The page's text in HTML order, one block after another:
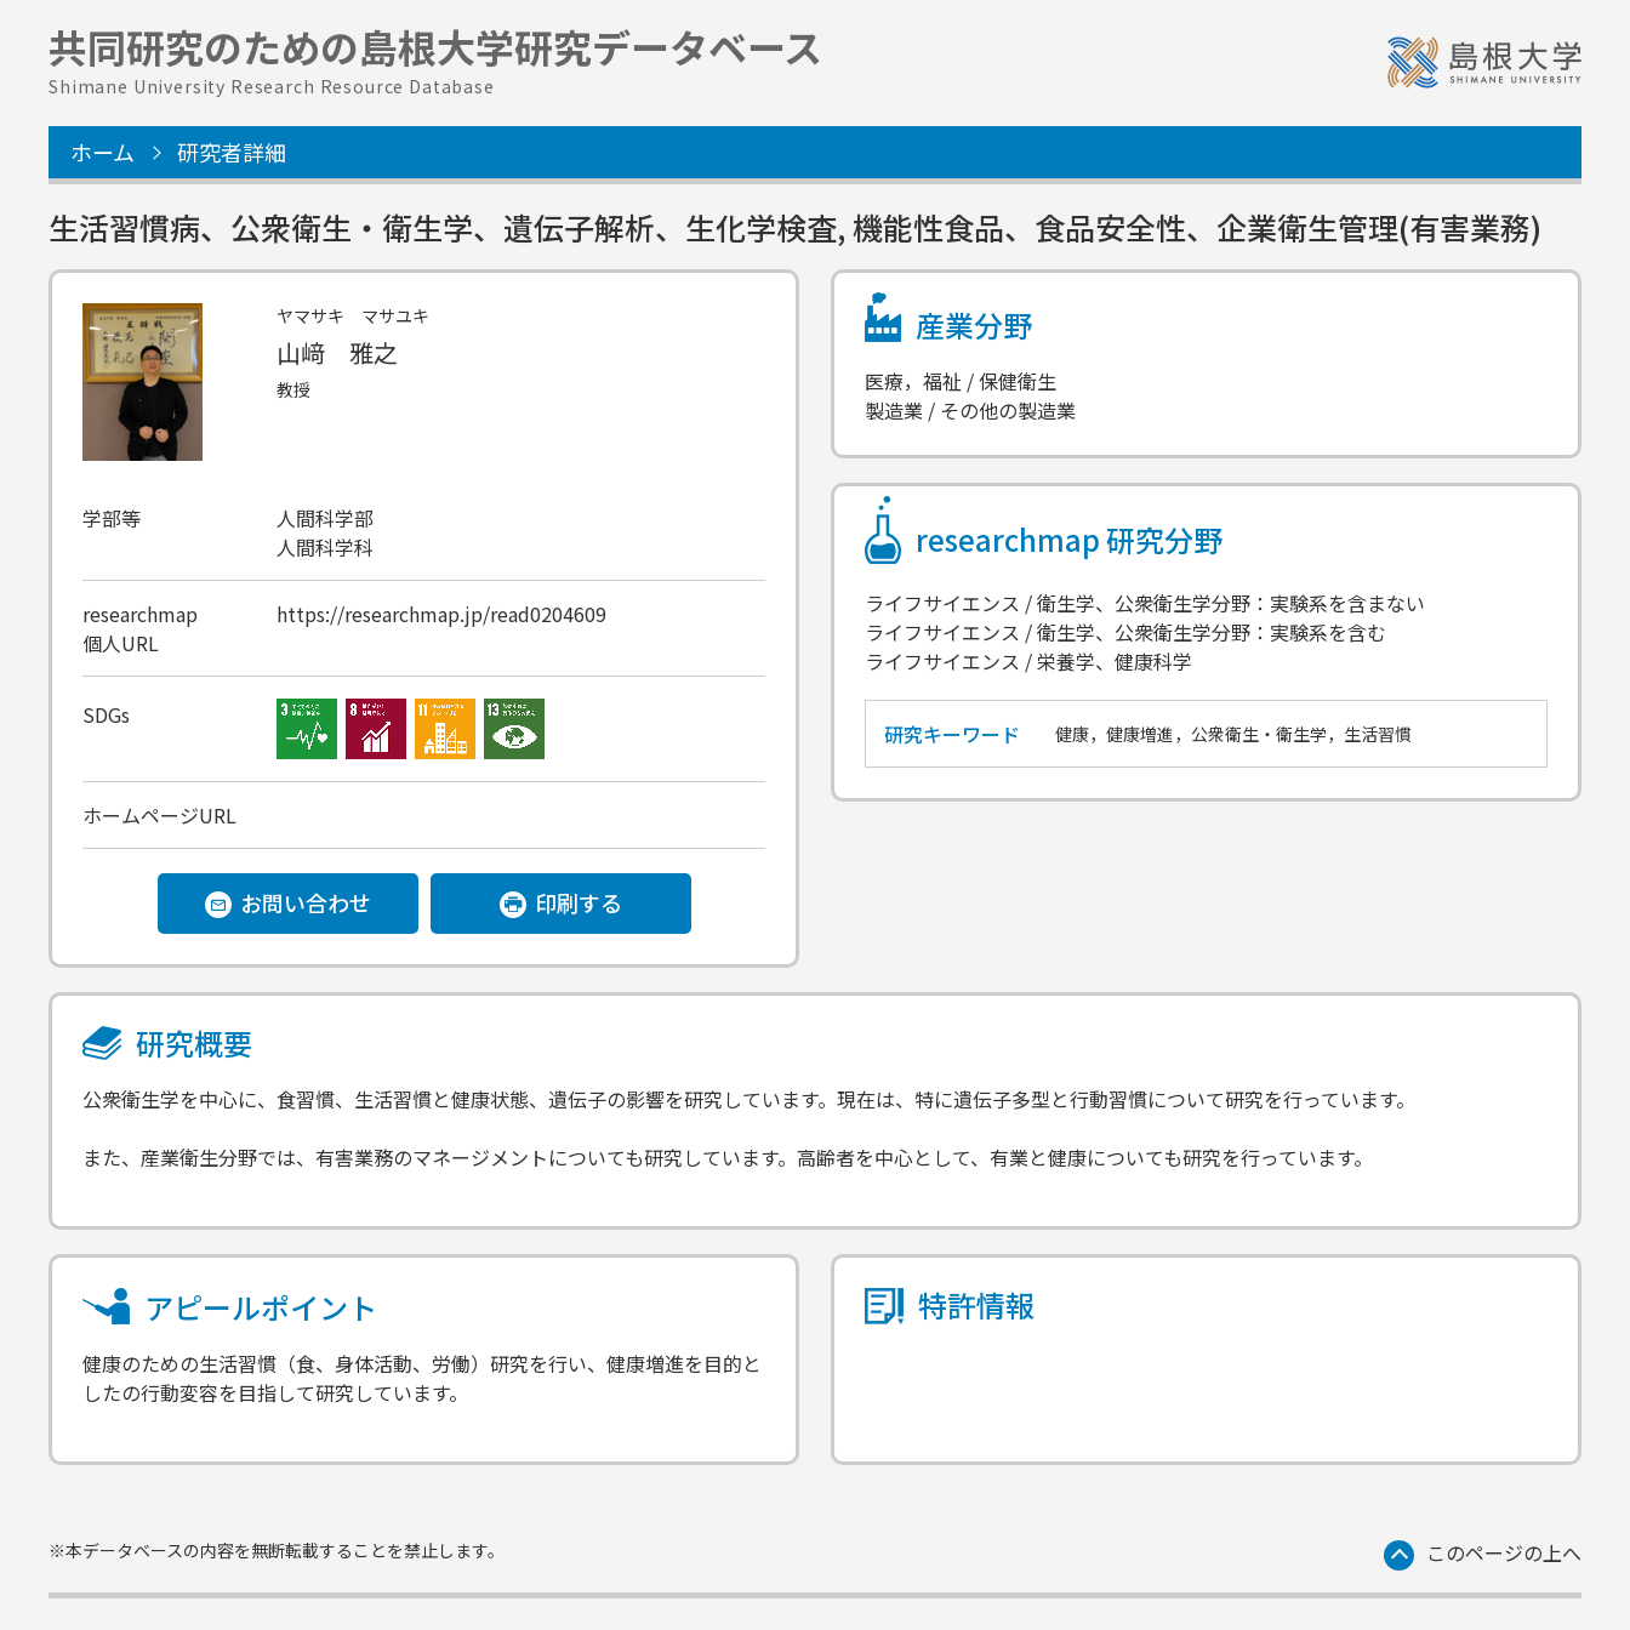
共同研究のための島根大学研究データベース
Shimane University Research Resource Database
ホーム 研究者詳細
生活習慣病、公衆衛生・衛生学、遺伝子解析、生化学検査, 機能性食品、食品安全性、企業衛生管理(有害業務)
ヤマサキ マサユキ
山﨑 雅之
教授
学部等
人間科学部
人間科学科
researchmap
個人URL
https://researchmap.jp/read0204609
SDGs
ホームページURL
お問い合わせ 印刷する
産業分野
医療，福祉 / 保健衛生
製造業 / その他の製造業
researchmap研究分野
ライフサイエンス / 衛生学、公衆衛生学分野：実験系を含まない
ライフサイエンス / 衛生学、公衆衛生学分野：実験系を含む
ライフサイエンス / 栄養学、健康科学
研究キーワード 健康，健康増進，公衆衛生・衛生学，生活習慣
研究概要
公衆衛生学を中心に、食習慣、生活習慣と健康状態、遺伝子の影響を研究しています。現在は、特に遺伝子多型と行動習慣について研究を行っています。
また、産業衛生分野では、有害業務のマネージメントについても研究しています。高齢者を中心として、有業と健康についても研究を行っています。
アピールポイント
健康のための生活習慣（食、身体活動、労働）研究を行い、健康増進を目的と
したの行動変容を目指して研究しています。
特許情報
※本データベースの内容を無断転載することを禁止します。 このページの上へ